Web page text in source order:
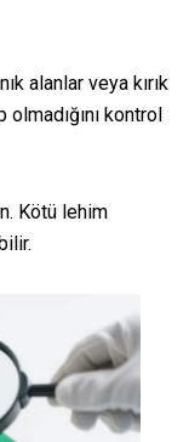
alanlar veya kırık
kontrol
Kötü lehim